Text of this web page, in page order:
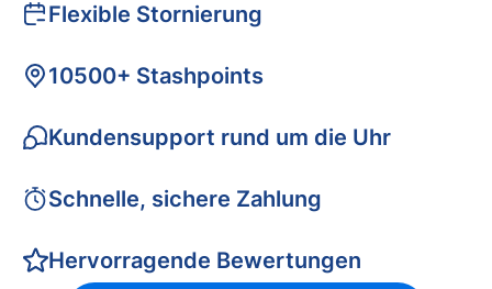
Flexible Stornierung
10500+ Stashpoints
Kundensupport rund um die Uhr
Schnelle, sichere Zahlung
Hervorragende Bewertungen